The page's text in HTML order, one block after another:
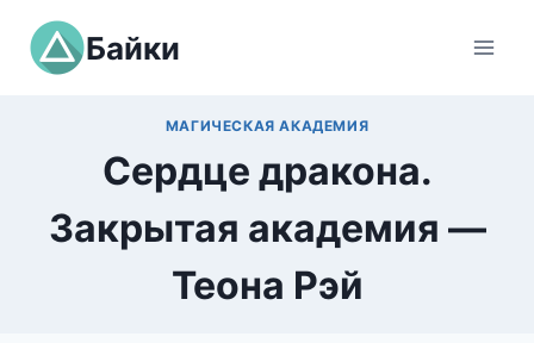
Перейти
содержимому
Байки
МАГИЧЕСКАЯ АКАДЕМИЯ
Сердце дракона.
Закрытая академия —
Теона Рэй